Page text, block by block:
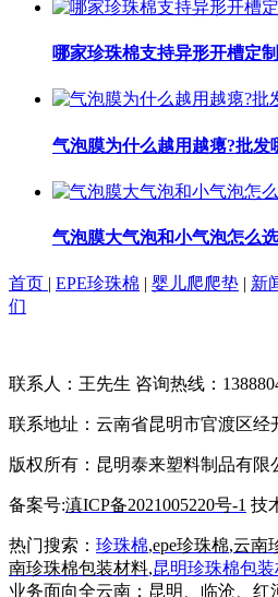
哪家珍珠棉支持异形开槽定制
气泡膜为什么越用越瘪?批发
气泡膜大气泡和小气泡怎么
首页 | EPE珍珠棉 | 婴儿爬爬垫 | 新
们
联系人：王先生 咨询热线：
联系地址：云南省昆明市官渡区经
版权所有：昆明泰来塑料制品有限
备案号:滇ICP备2021005220号-1 技
热门搜索： 珍珠棉,epe珍珠棉,云南
南珍珠棉包装材料,昆明珍珠棉包
业务面向全云南：昆明、临沧、